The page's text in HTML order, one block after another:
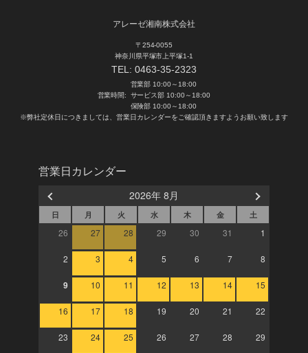
アレーゼ湘南株式会社
〒254-0055
神奈川県平塚市上平塚1-1
TEL:0463-35-2323
営業時間:
営業部 10:00～18:00
サービス部 10:00～18:00
保険部 10:00～18:00
※弊社定休日につきましては、営業日カレンダーをご確認頂きますようお願い致します
営業日カレンダー
2026年 8月
日 月 火 水 木 金 土
26 27 28 29 30 31 1
2 3 4 5 6 7 8
9 10 11 12 13 14 15
16 17 18 19 20 21 22
23 24 25 26 27 28 29